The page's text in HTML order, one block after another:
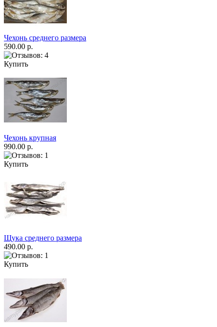
Чехонь среднего размера
590.00 р.
Купить
Чехонь крупная
990.00 р.
Купить
Щука среднего размера
490.00 р.
Купить